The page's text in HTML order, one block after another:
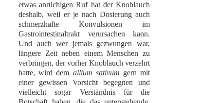
etwas anrüchigen Ruf hat der Knoblauch
deshalb, weil er je nach Dosierung auch
schmerzhafte Konvulsionen im
Gastrointestinaltrakt verursachen kann.
Und auch wer jemals gezwungen war,
längere Zeit neben einem Menschen zu
verbringen, der vorher Knoblauch verzehrt
hatte, wird dem allium sativum gern mit
einer gewissen Vorsicht begegnen und
vielleicht sogar Verständnis für die